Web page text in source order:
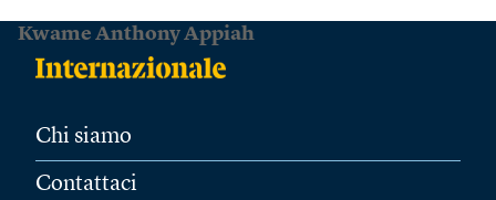
Kwame Anthony Appiah
Chi siamo
Contattaci